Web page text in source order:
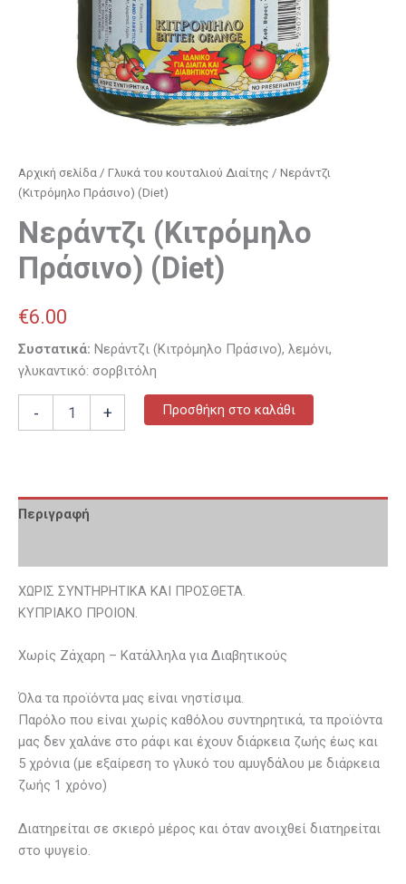
Αρχική σελίδα / Γλυκά του κουταλιού Διαίτης / Νεράντζι
(Κιτρόμηλο Πράσινο) (Diet)
Νεράντζι (Κιτρόμηλο
Πράσινο) (Diet)
€6.00
Συστατικά: Νεράντζι (Κιτρόμηλο Πράσινο), λεμόνι,
γλυκαντικό: σορβιτόλη
- + Προσθήκη στο καλάθι
Περιγραφή
ΧΩΡΙΣ ΣΥΝΤΗΡΗΤΙΚΑ ΚΑΙ ΠΡΟΣΘΕΤΑ.
ΚΥΠΡΙΑΚΟ ΠΡΟΙΟΝ.
Χωρίς Ζάχαρη – Κατάλληλα για Διαβητικούς
Όλα τα προϊόντα μας είναι νηστίσιμα.
Παρόλο που είναι χωρίς καθόλου συντηρητικά, τα προϊόντα
μας δεν χαλάνε στο ράφι και έχουν διάρκεια ζωής έως και
5 χρόνια (με εξαίρεση το γλυκό του αμυγδάλου με διάρκεια
ζωής 1 χρόνο)
Διατηρείται σε σκιερό μέρος και όταν ανοιχθεί διατηρείται
στο ψυγείο.